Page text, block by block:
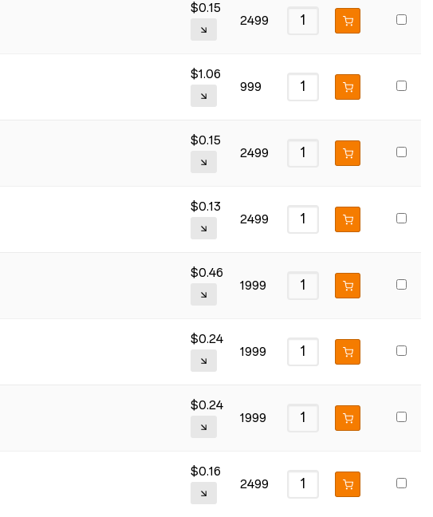
$0.15
2499
$1.06
999
$0.15
2499
$0.13
2499
$0.46
1999
$0.24
1999
$0.24
1999
$0.16
2499